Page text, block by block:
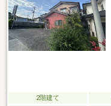
2階建て